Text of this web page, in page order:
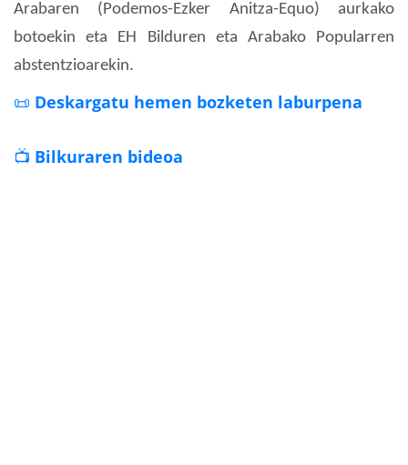
Arabaren (Podemos-Ezker Anitza-Equo) aurkako
botoekin eta EH Bilduren eta Arabako Popularren
abstentzioarekin.
📜 Deskargatu hemen bozketen laburpena
📺 Bilkuraren bideoa